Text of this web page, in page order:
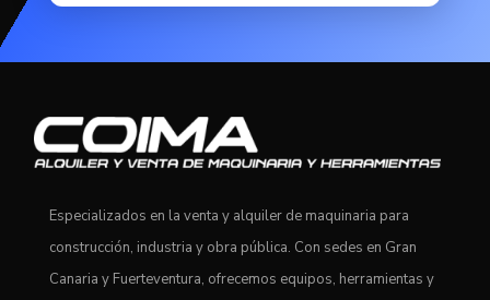
Especializados en la venta y alquiler de maquinaria para
construcción, industria y obra pública. Con sedes en Gran
Canaria y Fuerteventura, ofrecemos equipos, herramientas y